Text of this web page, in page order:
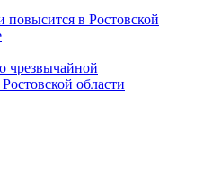
в Ростовской
чрезвычайной
области